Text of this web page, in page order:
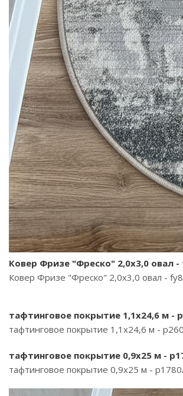
Ковер Фризе "Фреско" 2,0х3,0 овал
Ковер Фризе "Фреско" 2,0х3,0 овал -
тафтинговое покрытие 1,1х24,6 м -
тафтинговое покрытие 1,1х24,6 м -
тафтинговое покрытие 0,9х25 м -
тафтинговое покрытие 0,9х25 м -